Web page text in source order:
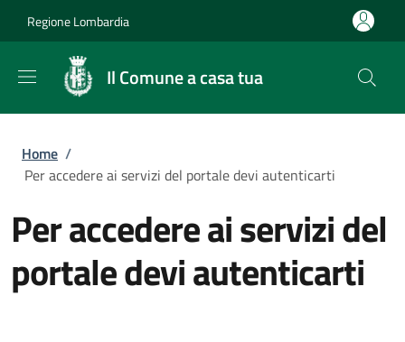
Regione Lombardia
Il Comune a casa tua
Briciole di pane
Home /
Per accedere ai servizi del portale devi autenticarti
Per accedere ai servizi del
portale devi autenticarti